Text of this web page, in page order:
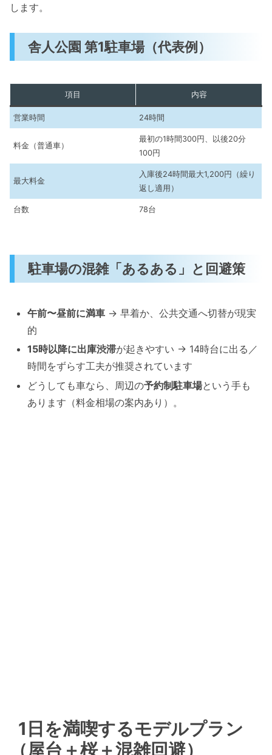
します。
舎人公園 第1駐車場（代表例）
項目 内容
営業時間 24時間
料金（普通車）
最初の1時間300円、以後20分
100円
最大料金
入庫後24時間最大1,200円（繰り
返し適用）
台数 78台
駐車場の混雑「あるある」と回避策
午前〜昼前に満車 → 早着か、公共交通へ切替が現実
的
15時以降に出庫渋滞が起きやすい → 14時台に出る／
時間をずらす工夫が推奨されています
どうしても車なら、周辺の予約制駐車場という手も
あります（料金相場の案内あり）。
1日を満喫するモデルプラン
（屋台＋桜＋混雑回避）